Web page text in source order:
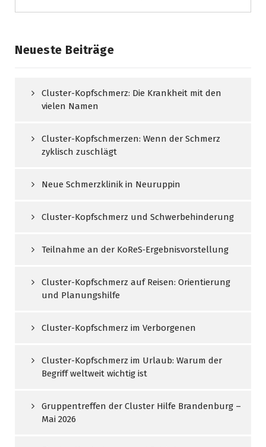
Neueste Beiträge
Cluster-Kopfschmerz: Die Krankheit mit den
vielen Namen
Cluster-Kopfschmerzen: Wenn der Schmerz
zyklisch zuschlägt
Neue Schmerzklinik in Neuruppin
Cluster-Kopfschmerz und Schwerbehinderung
Teilnahme an der KoReS‑Ergebnisvorstellung
Cluster-Kopfschmerz auf Reisen: Orientierung
und Planungshilfe
Cluster-Kopfschmerz im Verborgenen
Cluster-Kopfschmerz im Urlaub: Warum der
Begriff weltweit wichtig ist
Gruppentreffen der Cluster Hilfe Brandenburg –
Mai 2026